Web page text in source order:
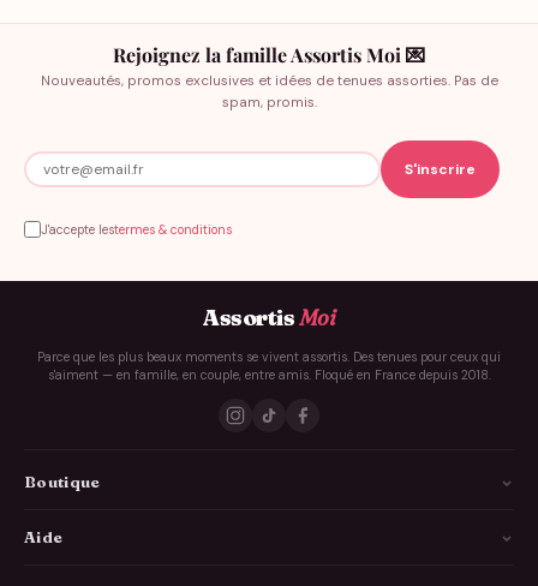
Rejoignez la famille Assortis Moi 💌
Nouveautés, promos exclusives et idées de tenues assorties. Pas de
spam, promis.
J'accepte lestermes & conditions
AssortisMoi
Parce que les plus beaux moments se vivent assortis. Des tenues pour ceux qui
s'aiment — en famille, en couple, entre amis. Floqué en France depuis 2018.
Boutique
Aide